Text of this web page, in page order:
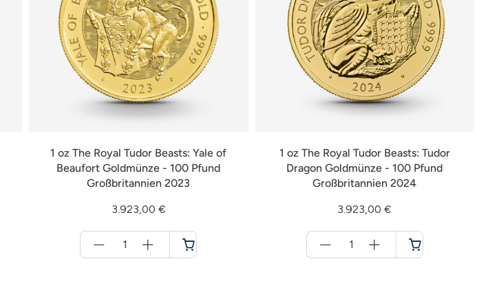
1 oz The Royal Tudor Beasts: Yale of
Beaufort Goldmünze - 100 Pfund
Großbritannien 2023
3.923,00 €
1 oz The Royal Tudor Beasts: Tudor
Dragon Goldmünze - 100 Pfund
Großbritannien 2024
3.923,00 €